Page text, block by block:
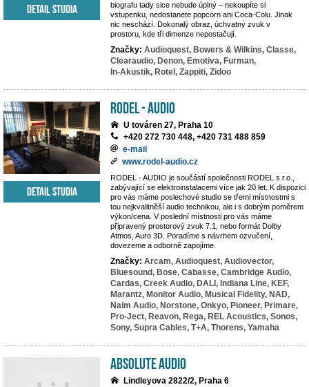
biografu tady sice nebude úplný – nekoupíte si
vstupenku, nedostanete popcorn ani Coca-Colu. Jinak
nic neschází. Dokonalý obraz, úchvatný zvuk v
prostoru, kde tři dimenze nepostačují.
Značky: Audioquest, Bowers & Wilkins, Classe,
Clearaudio, Denon, Emotiva, Furman,
In-Akustik, Rotel, Zappiti, Zidoo
Detail studia
RODEL - AUDIO
U továren 27, Praha 10
+420 272 730 448, +420 731 488 859
e-mail
www.rodel-audio.cz
RODEL - AUDIO je součástí společnosti RODEL s.r.o.,
zabývající se elektroinstalacemi více jak 20 let. K dispozici
pro vás máme poslechové studio se třemi místnostmi s
tou nejkvalitněší audio technikou, ale i s dobrým poměrem
výkon/cena. V poslední místnosti pro vás máme
připravený prostorový zvuk 7.1, nebo formát Dolby
Atmos, Auro 3D. Poradíme s návrhem ozvučení,
dovezeme a odborně zapojíme.
Značky: Arcam, Audioquest, Audiovector,
Bluesound, Bose, Cabasse, Cambridge Audio,
Cardas, Creek Audio, DALI, Indiana Line, KEF,
Marantz, Monitor Audio, Musical Fidelity, NAD,
Naim Audio, Norstone, Onkyo, Pioneer, Primare,
Pro-Ject, Reavon, Rega, REL Acoustics, Sonos,
Sony, Supra Cables, T+A, Thorens, Yamaha
Detail studia
Absolute Audio
Lindleyova 2822/2, Praha 6